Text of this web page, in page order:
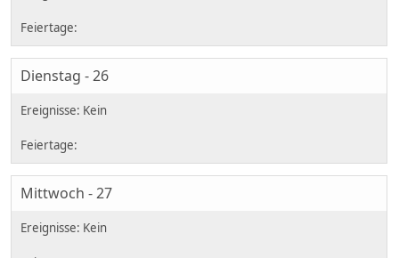
Dienstag - 26
Mittwoch - 27